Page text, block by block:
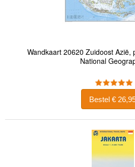
Wandkaart 20620 Zuidoost Azië,
National
Bestel €